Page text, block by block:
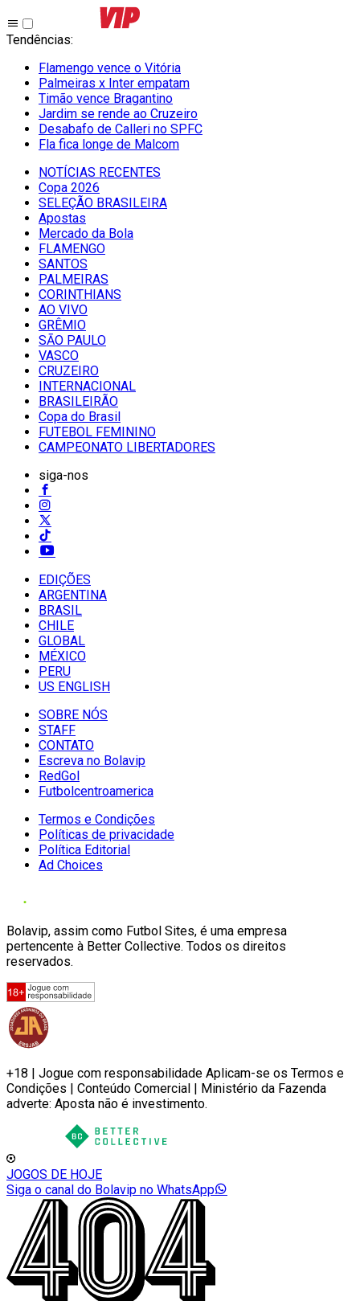
Tendências:
Flamengo vence o Vitória
Palmeiras x Inter empatam
Timão vence Bragantino
Jardim se rende ao Cruzeiro
Desabafo de Calleri no SPFC
Fla fica longe de Malcom
NOTÍCIAS RECENTES
Copa 2026
SELEÇÃO BRASILEIRA
Apostas
Mercado da Bola
FLAMENGO
SANTOS
PALMEIRAS
CORINTHIANS
AO VIVO
GRÊMIO
SĀO PAULO
VASCO
CRUZEIRO
INTERNACIONAL
BRASILEIRÃO
Copa do Brasil
FUTEBOL FEMININO
CAMPEONATO LIBERTADORES
siga-nos
EDIÇÕES
ARGENTINA
BRASIL
CHILE
GLOBAL
MÉXICO
PERU
US ENGLISH
SOBRE NÓS
STAFF
CONTATO
Escreva no Bolavip
RedGol
Futbolcentroamerica
Termos e Condições
Políticas de privacidade
Política Editorial
Ad Choices
Bolavip, assim como Futbol Sites, é uma empresa
pertencente à Better Collective. Todos os direitos
reservados.
+18 | Jogue com responsabilidade Aplicam-se os Termos e
Condições | Conteúdo Comercial | Ministério da Fazenda
adverte: Aposta não é investimento.
JOGOS DE HOJE
Siga o canal do Bolavip no WhatsApp